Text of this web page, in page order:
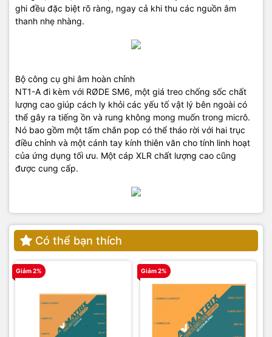
ghi đều đặc biệt rõ ràng, ngay cả khi thu các nguồn âm
thanh nhẹ nhàng.
Bộ công cụ ghi âm hoàn chỉnh
NT1-A đi kèm với RØDE SM6, một giá treo chống sốc chất
lượng cao giúp cách ly khỏi các yếu tố vật lý bên ngoài có
thể gây ra tiếng ồn và rung không mong muốn trong micrô.
Nó bao gồm một tấm chắn pop có thể tháo rời với hai trục
điều chỉnh và một cánh tay kính thiên văn cho tính linh hoạt
của ứng dụng tối ưu. Một cáp XLR chất lượng cao cũng
được cung cấp.
Có thể bạn thích
Giảm 2% Giảm 2%